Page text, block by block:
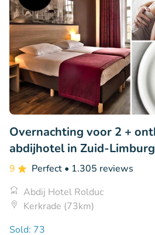
Overnachting voor 2 +
abdijhotel in Zuid-Limburg
9 Perfect • 1.305 reviews
Abdij Hotel Rolduc
Kerkrade (73km)
Sold: 73